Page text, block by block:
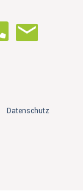
Datenschutz